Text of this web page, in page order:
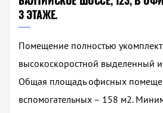
3 ЭТАЖЕ.
Помещение полностью
высокоскоростной выделенный
Общая площадь офисных
вспомогательных – 158 м2.